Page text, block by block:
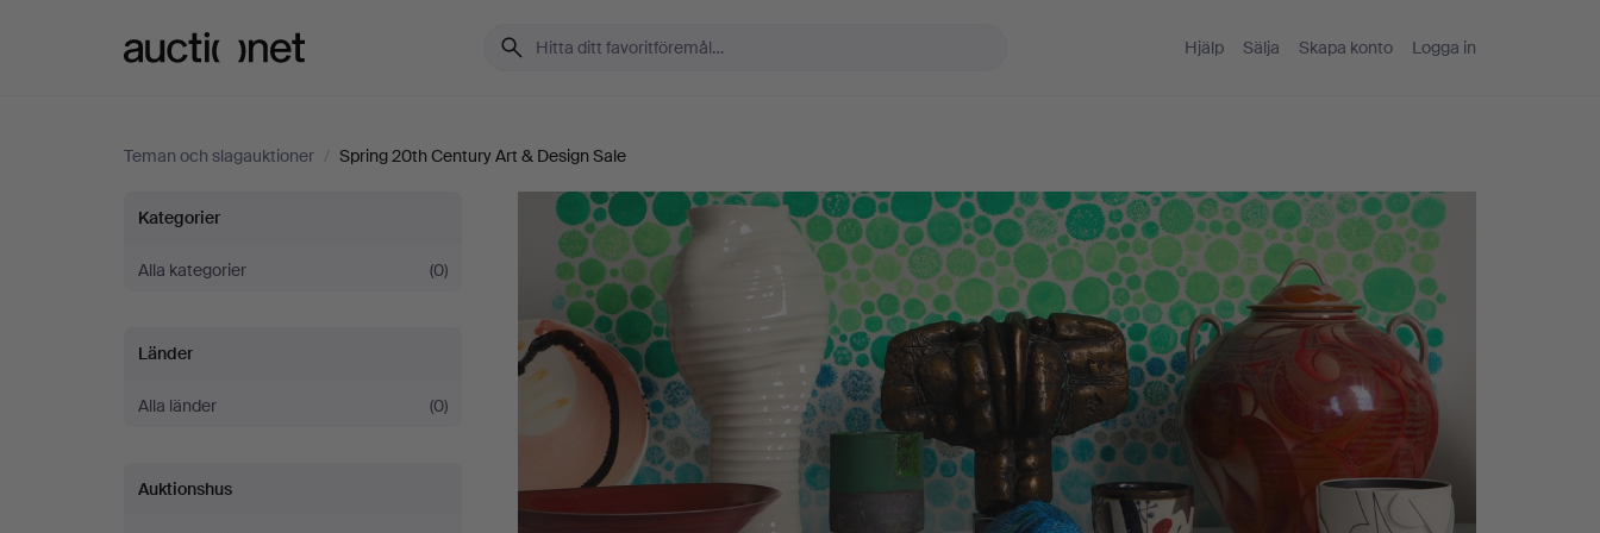
Hjälp Sälja Skapa konto Logga in
Teman och slagauktioner / Spring 20th Century Art & Design Sale
Spring
20th
Century
Art
Design
Kategorier
Alla kategorier (0)
Länder
Alla länder (0)
Auktionshus